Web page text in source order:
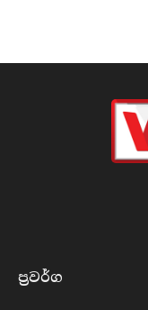
ප්‍රවර්​ග